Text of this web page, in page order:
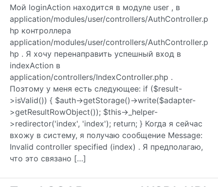
Мой loginAction находится в модуле user , в
application/modules/user/controllers/AuthController.p
hp контроллера
application/modules/user/controllers/AuthController.p
hp . Я хочу перенаправить успешный вход в
indexAction в
application/controllers/IndexController.php .
Поэтому у меня есть следующее: if ($result-
>isValid()) { $auth->getStorage()->write($adapter-
>getResultRowObject()); $this->_helper-
>redirector('index', 'index'); return; } Когда я сейчас
вхожу в систему, я получаю сообщение Message:
Invalid controller specified (index) . Я предполагаю,
что это связано […]